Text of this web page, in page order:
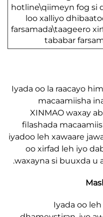
loo xalliyo
Iyada oo la
XINMAO
filashada
iyadoo leh
oo xirfad
waxayna si